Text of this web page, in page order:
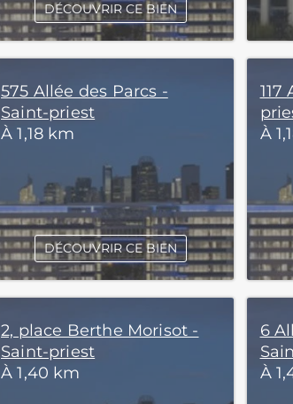
DÉCOUVRIR CE BIEN
575 Allée des Parcs -
Saint-priest
À 1,18 km
DÉCOUVRIR CE BIEN
117
À
2, place Berthe Morisot -
Saint-priest
À 1,40 km
6
À